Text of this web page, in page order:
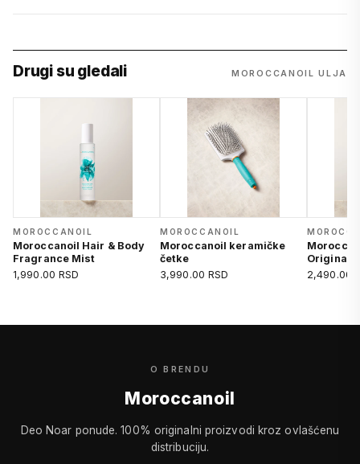
Drugi su gledali MOROCCANOIL ULJA
MOROCCANOIL
Moroccanoil Hair & Body
Fragrance Mist
1,990.00 RSD
MOROCCANOIL
Moroccanoil keramičke
četke
3,990.00 RSD
Original
2,490.00
O BRENDU
Moroccanoil
Deo Noar ponude. 100% originalni proizvodi kroz ovlašćenu
distribuciju.